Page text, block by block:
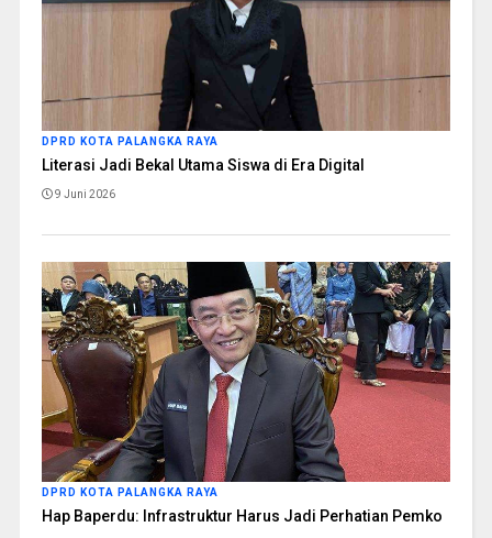
DPRD KOTA PALANGKA RAYA
Literasi Jadi Bekal Utama Siswa di Era Digital
9 Juni 2026
DPRD KOTA PALANGKA RAYA
Hap Baperdu: Infrastruktur Harus Jadi Perhatian Pemko